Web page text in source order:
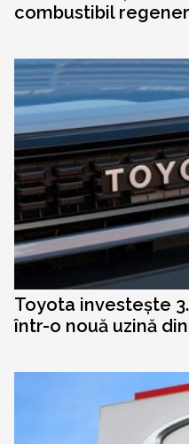
combustibil
Toyota investește
într-o nouă uzină din